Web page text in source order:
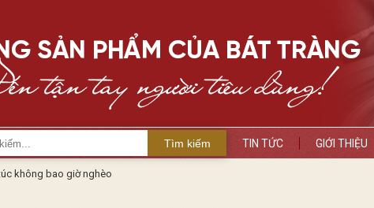
Tìm kiếm TIN TỨC GIỚI THIỆU
không bao giờ nghèo